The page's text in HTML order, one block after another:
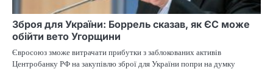
Зброя для України: Боррель сказав, як ЄС може
обійти вето Угорщини
Євросоюз зможе витрачати прибутки з заблокованих активів
Центробанку РФ на закупівлю зброї для України попри на думку